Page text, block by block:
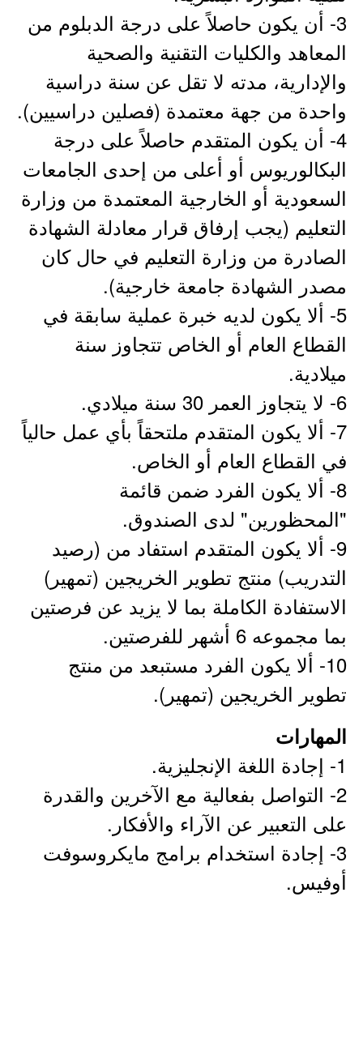
3- أن يكون حاصلاً على درجة الدبلوم من
المعاهد والكليات التقنية والصحية
والإدارية، مدته لا تقل عن سنة دراسية
واحدة من جهة معتمدة (فصلين دراسيين).
4- أن يكون المتقدم حاصلاً على درجة
البكالوريوس أو أعلى من إحدى الجامعات
السعودية أو الخارجية المعتمدة من وزارة
التعليم (يجب إرفاق قرار معادلة الشهادة
الصادرة من وزارة التعليم في حال كان
مصدر الشهادة جامعة خارجية).
5- ألا يكون لديه خبرة عملية سابقة في
القطاع العام أو الخاص تتجاوز سنة
ميلادية.
6- لا يتجاوز العمر 30 سنة ميلادي.
7- ألا يكون المتقدم ملتحقاً بأي عمل حالياً
في القطاع العام أو الخاص.
8- ألا يكون الفرد ضمن قائمة
"المحظورين" لدى الصندوق.
9- ألا يكون المتقدم استفاد من (رصيد
التدريب) منتج تطوير الخريجين (تمهير)
الاستفادة الكاملة بما لا يزيد عن فرصتين
بما مجموعه 6 أشهر للفرصتين.
10- ألا يكون الفرد مستبعد من منتج
تطوير الخريجين (تمهير).
المهارات
1- إجادة اللغة الإنجليزية.
2- التواصل بفعالية مع الآخرين والقدرة
على التعبير عن الآراء والأفكار.
3- إجادة استخدام برامج مايكروسوفت
أوفيس.